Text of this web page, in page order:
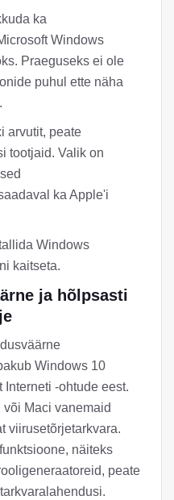
ka
Windows
Praeguseks ei ole
puhul ette näha
arvutit, peate
tootjaid. Valik on
ka Apple'i
Windows
kaitseta.
ja hõlpsasti
Windows 10
-ohtude eest.
Maci vanemaid
viirusetõrjetarkvara.
näiteks
peate